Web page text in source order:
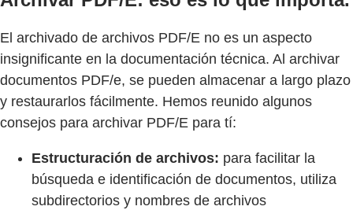
El archivado de archivos PDF/E no es un aspecto
insignificante en la documentación técnica. Al archivar
documentos PDF/e, se pueden almacenar a largo plazo
y restaurarlos fácilmente. Hemos reunido algunos
consejos para archivar PDF/E para tí:
Estructuración de archivos: para facilitar la
búsqueda e identificación de documentos, utiliza
subdirectorios y nombres de archivos